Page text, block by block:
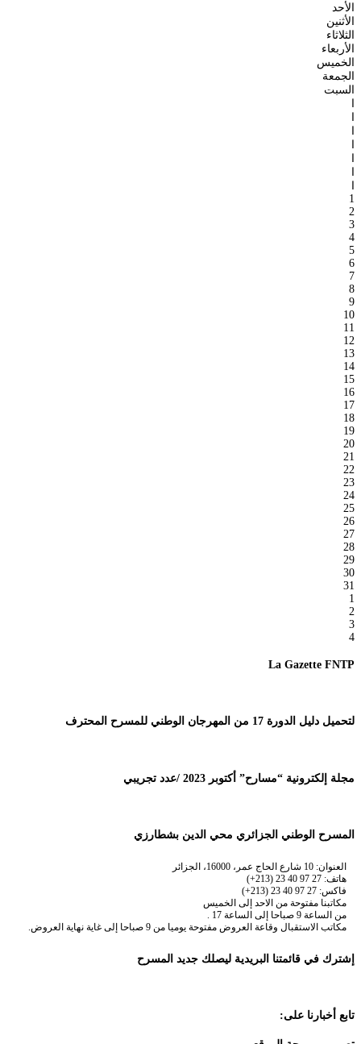
الأحد
الأثنين
الثلاثاء
الأربعاء
الخميس
الجمعة
السبت
ا
ا
ا
ا
ا
ا
ا
1
2
3
4
5
6
7
8
9
10
11
12
13
14
15
16
17
18
19
20
21
22
23
24
25
26
27
28
29
30
31
1
2
3
4
La Gazette FNTP
لتحميل دليل الدورة 17 من المهرجان الوطني للمسرح المحترف
مجلة إلكترونية “مسارح” أكتوبر 2023 /عدد تجريبي
المسرح الوطني الجزائري محي الدين بشطارزي
العنوان: 10 شارع الحاج عمر، 16000، الجزائر
هاتف: 27 97 40 23 (213+)
فاكس: 27 97 40 23 (213+)
مكاتبنا مفتوحة من الاحد إلى الخميس
من الساعة 9 صباحا إلى الساعة 17 .
مكاتب الاستقبال وقاعة العروض مفتوحة يوميا من 9 صباحا إلى غاية نهاية العروض.
إشترك في قائمتنا البريدية ليصلك جديد المسرح
تابع أخبارنا على: